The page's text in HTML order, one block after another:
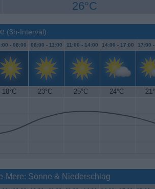
26°C
(3h-Interval)
- 08:00 08:00 - 11:00 11:00 - 14:00 14:00 - 17:00 17:00
18°C 23°C 25°C 24°C
Mere: Sonne & Niederschlag